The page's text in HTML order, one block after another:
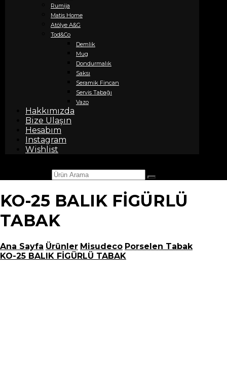
Rumija
Matis Home
Atölye A&G
Tod&Co
Demlik
Mug
Dondurmalık
Saksı
Seramik Fincan
Servis Tabağı
Vazo
Hakkımızda
Bize Ulaşın
Hesabım
Instagram
Wishlist
KO-25 BALIK FİGÜRLÜ
TABAK
Ana Sayfa Ürünler Misudeco Porselen Tabak
KO-25 BALIK FİGÜRLÜ TABAK